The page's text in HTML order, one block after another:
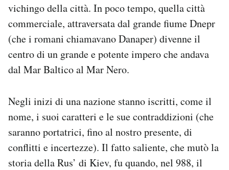
vichingo della città. In poco tempo, quella città
commerciale, attraversata dal grande fiume Dnepr
(che i romani chiamavano Danaper) divenne il
centro di un grande e potente impero che andava
dal Mar Baltico al Mar Nero.
Negli inizi di una nazione stanno iscritti, come il
nome, i suoi caratteri e le sue contraddizioni (che
saranno portatrici, fino al nostro presente, di
conflitti e incertezze). Il fatto saliente, che mutò la
storia della Rus’ di Kiev, fu quando, nel 988, il